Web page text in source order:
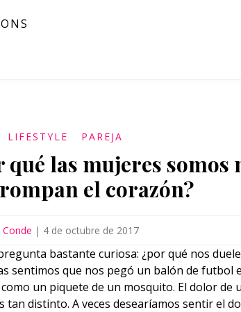
LIFESTYLE PAREJA
qué las mujeres somos
el corazón?
Conde | 4 de octubre de 2017
bastante curiosa: ¿por qué nos
sentimos que nos pegó un balón de futbol
un piquete de un mosquito. El dolor
tan distinto. A veces desearíamos sentir el